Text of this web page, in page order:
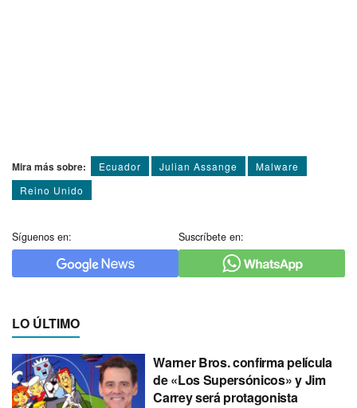
Mira más sobre: Ecuador Julian Assange
Malware
Reino Unido
Síguenos en: Suscríbete en:
LO ÚLTIMO
Warner Bros. confirma película
de «Los Supersónicos» y Jim
Carrey será protagonista